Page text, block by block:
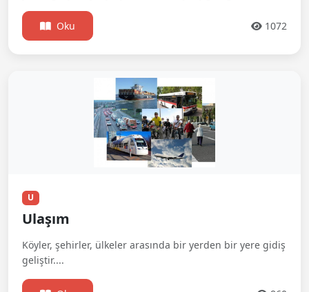
Oku 1072
U
Ulaşım
Köyler, şehirler, ülkeler arasında bir yerden bir yere gidiş
geliştir....